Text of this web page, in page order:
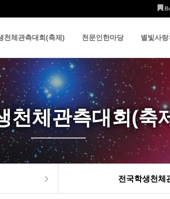
천체관측대회(축제) 천문인한마당 별빛사
천체관측대회(축
전국학생천체